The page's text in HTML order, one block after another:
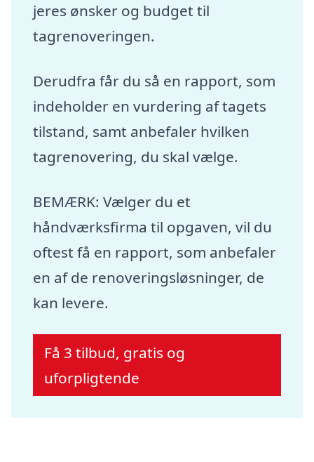
jeres ønsker og budget til
tagrenoveringen.
Derudfra får du så en rapport, som
indeholder en vurdering af tagets
tilstand, samt anbefaler hvilken
tagrenovering, du skal vælge.
BEMÆRK: Vælger du et
håndværksfirma til opgaven, vil du
oftest få en rapport, som anbefaler
en af de renoveringsløsninger, de
kan levere.
Få 3 tilbud, gratis og
uforpligtende